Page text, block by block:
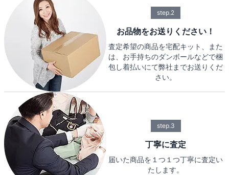
step.2
お品物をお送りください！
査定希望の商品を宅配キット、また
は、お手持ちのダンボールなどで梱
包し着払いにて弊社までお送りくだ
さい。
step.3
丁寧に査定
届いた商品を１つ１つ丁寧に査定い
たします。